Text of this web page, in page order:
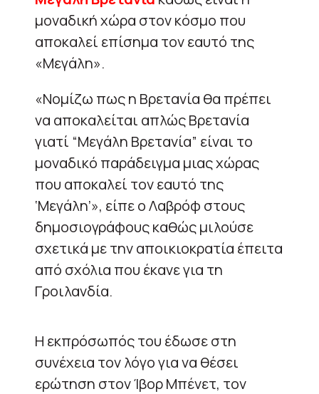
μοναδική χώρα στον κόσμο που
αποκαλεί επίσημα τον εαυτό της
«Μεγάλη».
«Νομίζω πως η Βρετανία θα πρέπει
να αποκαλείται απλώς Βρετανία
γιατί “Μεγάλη Βρετανία” είναι το
μοναδικό παράδειγμα μιας χώρας
που αποκαλεί τον εαυτό της
‘Μεγάλη’», είπε ο Λαβρόφ στους
δημοσιογράφους καθώς μιλούσε
σχετικά με την αποικιοκρατία έπειτα
από σχόλια που έκανε για τη
Γροιλανδία.
Η εκπρόσωπός του έδωσε στη
συνέχεια τον λόγο για να θέσει
ερώτηση στον Ίβορ Μπένετ, τον